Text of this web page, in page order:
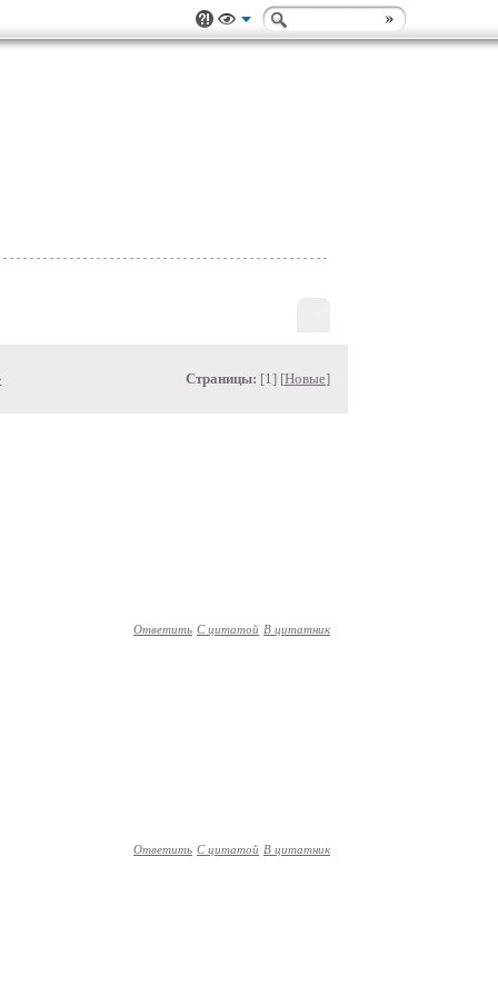
Страницы: [1] [Новые]
Ответить С цитатой В цитатник
Ответить С цитатой В цитатник